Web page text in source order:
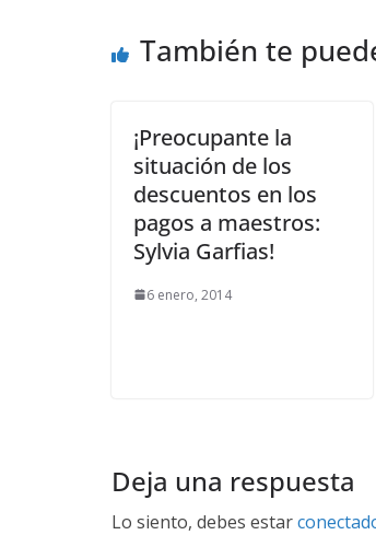
También te
¡Preocupante la
situación de los
descuentos en los
pagos a maestros:
Sylvia Garfias!
6 enero, 2014
Deja una respuesta
Lo siento, debes estar